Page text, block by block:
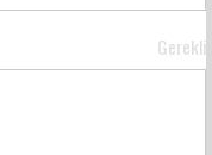
Gerekli